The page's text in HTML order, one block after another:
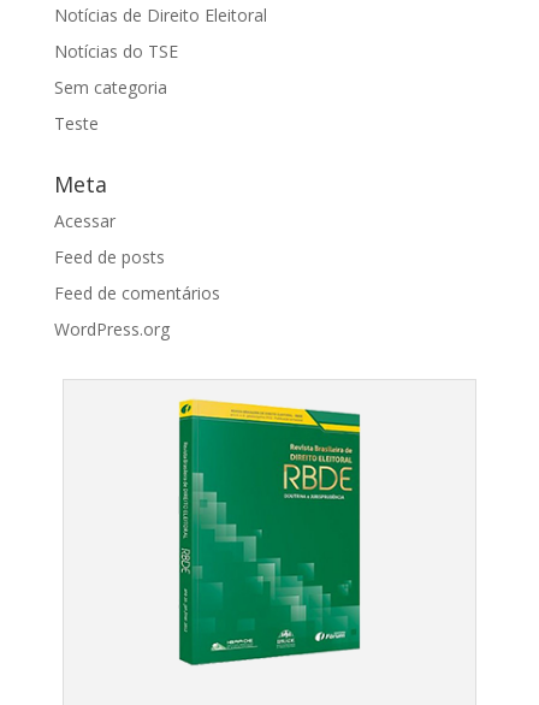
Notícias de Direito Eleitoral
Notícias do TSE
Sem categoria
Teste
Meta
Acessar
Feed de posts
Feed de comentários
WordPress.org